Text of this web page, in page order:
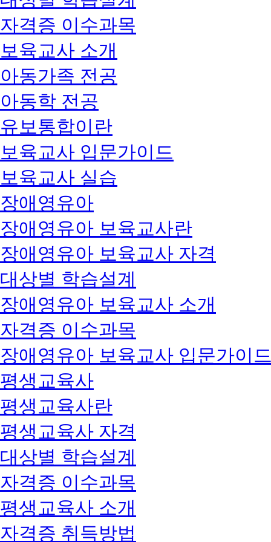
자격증 이수과목
보육교사 소개
아동가족 전공
아동학 전공
유보통합이란
보육교사 입문가이드
보육교사 실습
장애영유아
장애영유아 보육교사란
장애영유아 보육교사 자격
대상별 학습설계
장애영유아 보육교사 소개
자격증 이수과목
장애영유아 보육교사 입문가이
평생교육사
평생교육사란
평생교육사 자격
대상별 학습설계
자격증 이수과목
평생교육사 소개
자격증 취득방법